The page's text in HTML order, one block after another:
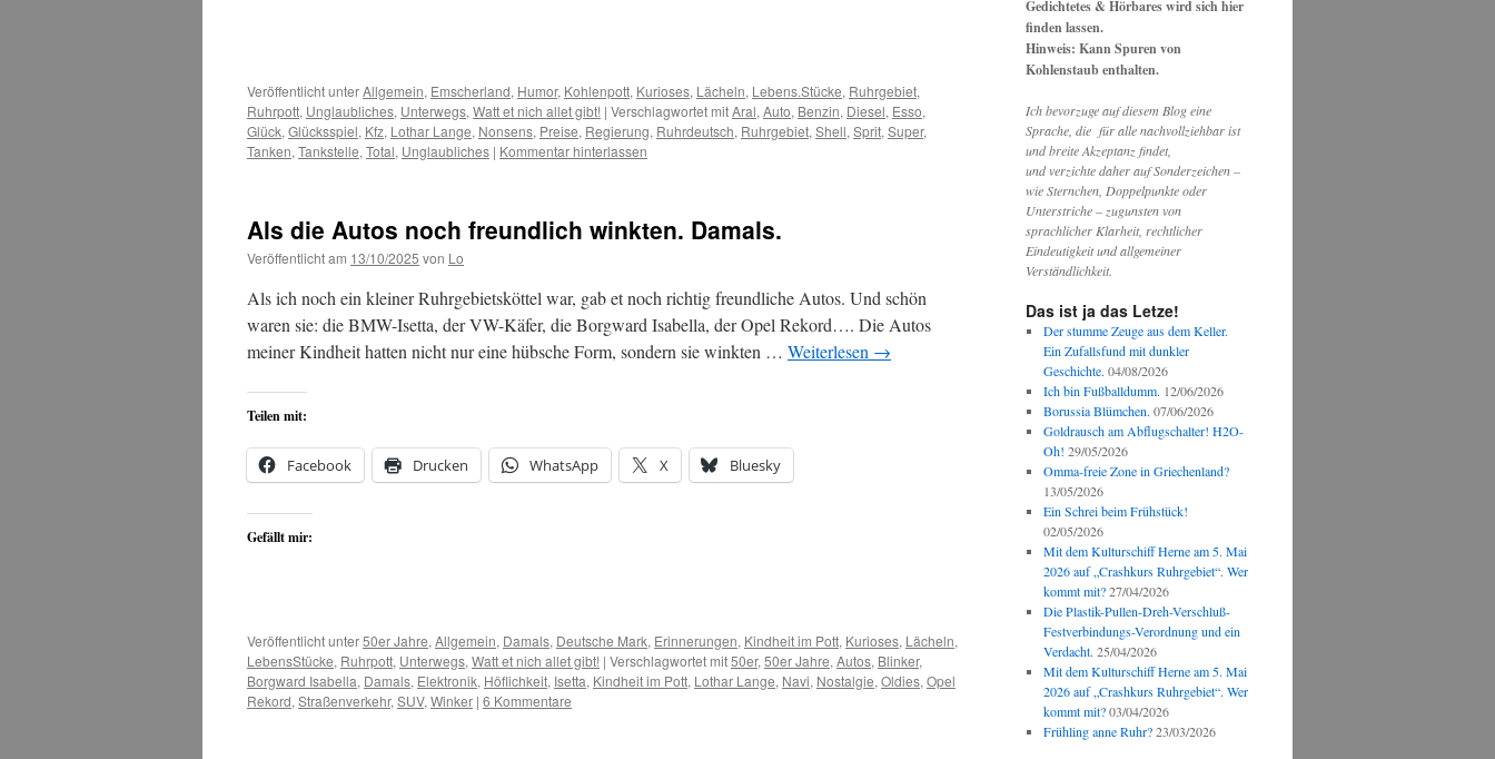
Veröffentlicht unterAllgemein, Emscherland, Humor, Kohlenpott, Kurioses, Lächeln, Lebens.Stücke, Ruhrgebiet,
Ruhrpott, Unglaubliches, Unterwegs, Watt et nich allet gibt! | Verschlagwortet mitAral, Auto, Benzin, Diesel, Esso,
Glück, Glücksspiel, Kfz, Lothar Lange, Nonsens, Preise, Regierung, Ruhrdeutsch, Ruhrgebiet, Shell, Sprit, Super,
Tanken, Tankstelle, Total, Unglaubliches | Kommentar hinterlassen
Als die Autos noch freundlich winkten. Damals.
Veröffentlicht am 13/10/2025 von Lo
Als ich noch ein kleiner Ruhrgebietsköttel war, gab et noch richtig freundliche Autos. Und schön
waren sie: die BMW-Isetta, der VW-Käfer, die Borgward Isabella, der Opel Rekord…. Die Autos
meiner Kindheit hatten nicht nur eine hübsche Form, sondern sie winkten … Weiterlesen →
Teilen mit:
Facebook Drucken WhatsApp X Bluesky
Gefällt mir:
Veröffentlicht unter50er Jahre, Allgemein, Damals, Deutsche Mark, Erinnerungen, Kindheit im Pott, Kurioses, Lächeln,
LebensStücke, Ruhrpott, Unterwegs, Watt et nich allet gibt! | Verschlagwortet mit50er, 50er Jahre, Autos, Blinker,
Borgward Isabella, Damals, Elektronik, Höflichkeit, Isetta, Kindheit im Pott, Lothar Lange, Navi, Nostalgie, Oldies, Opel
Rekord, Straßenverkehr, SUV, Winker | 6 Kommentare
Gedichtetes & Hörbares wird sich hier
finden lassen.
Hinweis: Kann Spuren von
Kohlenstaub enthalten.
Ich bevorzuge auf diesem Blog eine
Sprache, die für alle nachvollziehbar ist
und breite Akzeptanz findet,
und verzichte daher auf Sonderzeichen –
wie Sternchen, Doppelpunkte oder
Unterstriche – zugunsten von
sprachlicher Klarheit, rechtlicher
Eindeutigkeit und allgemeiner
Verständlichkeit.
Das ist ja das Letze!
Der stumme Zeuge aus dem Keller.
Ein Zufallsfund mit dunkler
Geschichte. 04/08/2026
Ich bin Fußballdumm. 12/06/2026
Borussia Blümchen. 07/06/2026
Goldrausch am Abflugschalter! H2O-
Oh! 29/05/2026
Omma-freie Zone in Griechenland?
13/05/2026
Ein Schrei beim Frühstück!
02/05/2026
Mit dem Kulturschiff Herne am 5. Mai
2026 auf „Crashkurs Ruhrgebiet“. Wer
kommt mit? 27/04/2026
Die Plastik-Pullen-Dreh-Verschluß-
Festverbindungs-Verordnung und ein
Verdacht. 25/04/2026
Mit dem Kulturschiff Herne am 5. Mai
2026 auf „Crashkurs Ruhrgebiet“. Wer
kommt mit? 03/04/2026
Frühling anne Ruhr? 23/03/2026